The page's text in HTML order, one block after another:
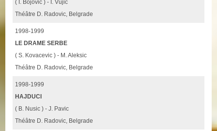
( I. Bojovic ) - I. Vujic
Théâtre D. Radovic, Belgrade
1998-1999
LE DRAME SERBE
( S. Kovacevic ) - M. Aleksic
Théâtre D. Radovic, Belgrade
1998-1999
HAJDUCI
( B. Nusic ) - J. Pavic
Théâtre D. Radovic, Belgrade